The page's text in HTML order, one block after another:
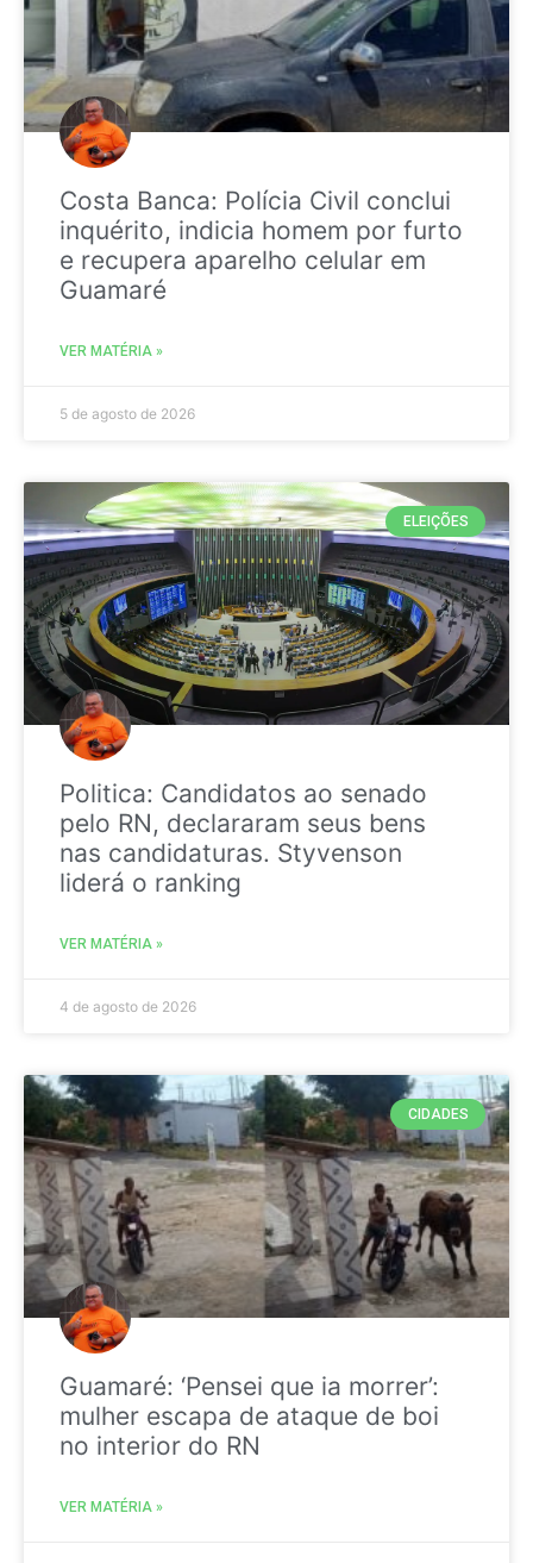
Costa Banca: Polícia Civil conclui
inquérito, indicia homem por furto
e recupera aparelho celular em
Guamaré
VER MATÉRIA »
5 de agosto de 2026
ELEIÇÕES
Politica: Candidatos ao senado
pelo RN, declararam seus bens
nas candidaturas. Styvenson
liderá o ranking
VER MATÉRIA »
4 de agosto de 2026
CIDADES
Guamaré: ‘Pensei que ia morrer’:
mulher escapa de ataque de boi
no interior do RN
VER MATÉRIA »